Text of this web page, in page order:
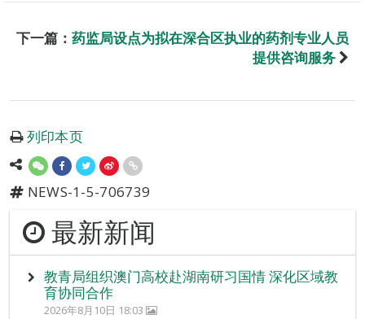
下一篇： 药监局设点为拟在深合区执业的药剂专业人员
提供咨询服务
列印本页
NEWS-1-5-706739
最新新闻
教青局组织澳门高校赴湖南研习国情 深化区域教
育协同合作
2026年8月10日 18:03